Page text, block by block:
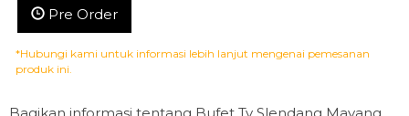
Pre Order
*Hubungi kami untuk informasi lebih lanjut mengenai pemesanan
produk ini.